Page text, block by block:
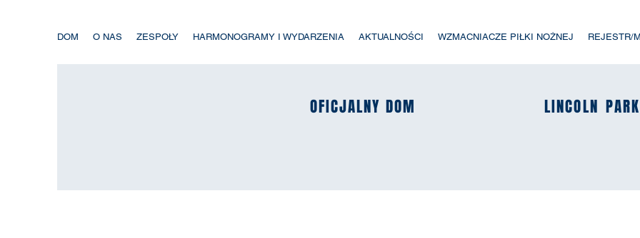
DOM O NAS ZESPOŁY HARMONOGRAMY I WYDARZENIA AKTUALNOŚCI WZMACNIACZE PIŁKI NOŻNEJ REJESTR/
OFICJALNY DOM LINCOLN PARK
OFICJALNY DOM LINCOLN PARK